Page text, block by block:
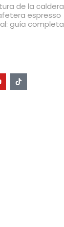
de la caldera
espresso
guía completa